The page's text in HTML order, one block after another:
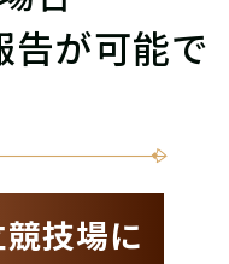
告が可能で
技場に